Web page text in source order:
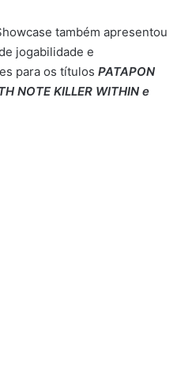
também apresentou
jogabilidade e
para os títulos PATAPON
NOTE KILLER WITHIN e